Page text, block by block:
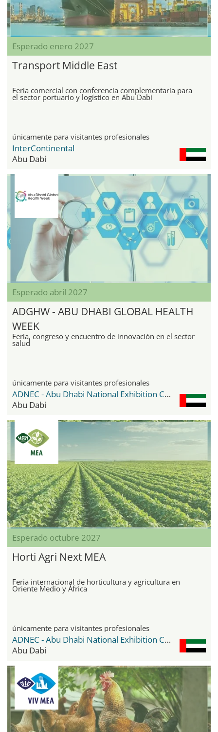
Esperado enero 2027
Transport Middle East
Feria comercial con conferencia complementaria para
el sector portuario y logístico en Abu Dabi
únicamente para visitantes profesionales
InterContinental
Abu Dabi
Esperado abril 2027
ADGHW - ABU DHABI GLOBAL HEALTH
WEEK
Feria, congreso y encuentro de innovación en el sector
salud
únicamente para visitantes profesionales
ADNEC - Abu Dhabi National Exhibition Center
Abu Dabi
Esperado octubre 2027
Horti Agri Next MEA
Feria internacional de horticultura y agricultura en
Oriente Medio y África
únicamente para visitantes profesionales
ADNEC - Abu Dhabi National Exhibition Center
Abu Dabi